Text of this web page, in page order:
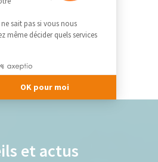
et actus
sait pas si vous nous
même décider quels services
OK pour moi